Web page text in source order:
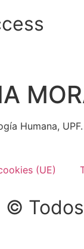
Humana,
(UE)